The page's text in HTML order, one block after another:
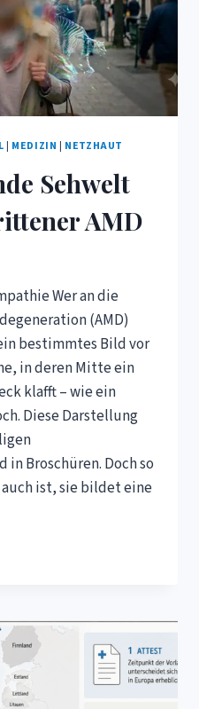
| MEDIZIN | NETZHAUT
Sehwelt
AMD
Wer an die
(AMD)
bestimmtes Bild vor
in deren Mitte ein
klafft – wie ein
Diese Darstellung
Broschüren. Doch so
ist, sie bildet eine